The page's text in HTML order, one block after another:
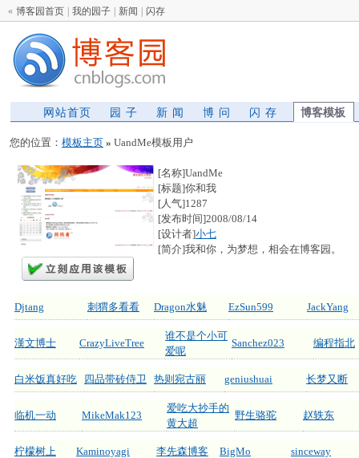
« 博客园首页 我的园子 新闻 闪存
网站首页 园 子 新 闻 博 问 闪 存 博客模板
您的位置： 模板主页 » UandMe模板用户
[名称]UandMe
[标题]你和我
[人气]1287
[发布时间]2008/08/14
[设计者]小七
[简介]我和你，为梦想，相会在博客园。
Djtang 刺猬多看看 Dragon水魅 EzSun599 JackYang
漢文博士 CrazyLiveTree
谁不是个小可
爱呢
Sanchez023 编程指北
白米饭真好吃 四品带砖侍卫 热则宛古丽 geniushuai 长梦又断
临机一动 MikeMak123
爱吃大抄手的
黄大超
野生骆驼 赵轶东
柠檬树上 Kaminoyagi 李先森博客 BigMo sinceway